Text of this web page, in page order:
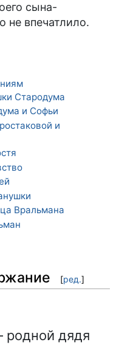
сына-
не впечатлило.
Стародума
и Софьи
и
Вральмана
[ред.]
дядя